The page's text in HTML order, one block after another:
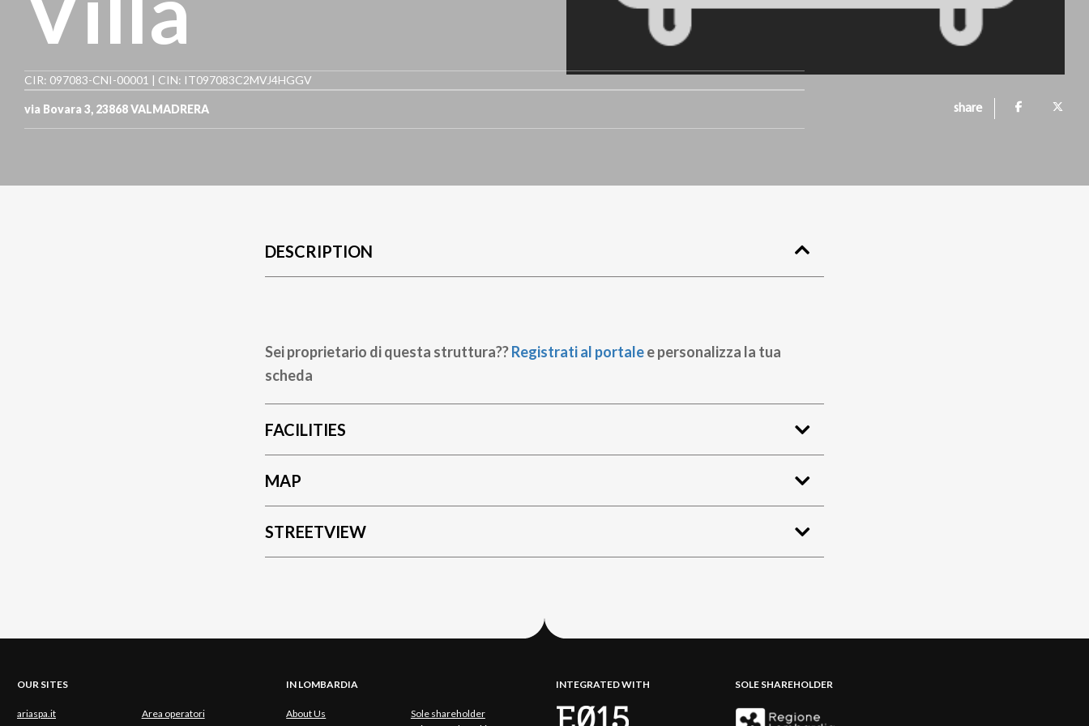
CIR: 097083-CNI-00001 | CIN: IT097083C2MVJ4HGGV
via Bovara 3, 23868VALMADRERA share
DESCRIPTION
Sei proprietario di questa struttura??Registrati al portalee personalizza la tua
scheda
FACILITIES
MAP
STREETVIEW
OUR SITES
ariaspa.it Area operatori
IN LOMBARDIA
About Us
Sole shareholder
INTEGRATED WITH SOLE SHAREHOLDER